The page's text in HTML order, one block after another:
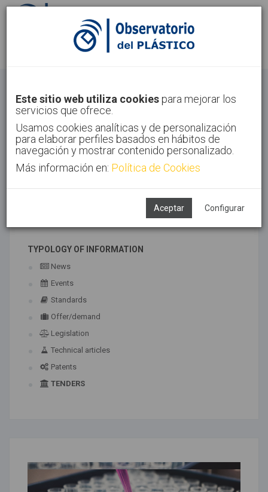
Sign in Sign up
Home Sectors Health
Este sitio web utiliza cookies para mejorar los
servicios que ofrece.
Usamos cookies analíticas y de personalización
para elaborar perfiles basados en hábitos de
navegación y mostrar contenido personalizado.
Más información en: Política de Cookies
Aceptar Configurar
ASSOCIATED TECHNOLOGIES
TYPOLOGY OF INFORMATION
News
Events
Standards
Offer/demand
Legislation
Technical articles
Patents
TENDERS